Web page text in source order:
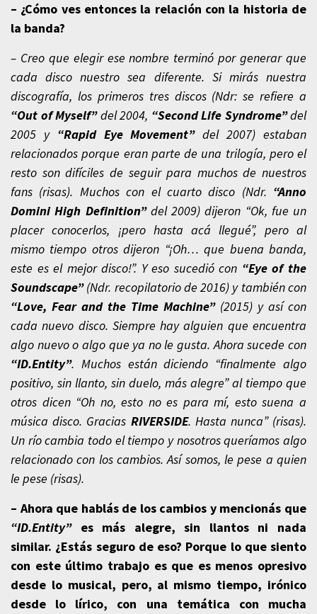
– ¿Cómo ves entonces la relación con la historia de
la banda?
– Creo que elegir ese nombre terminó por generar que
cada disco nuestro sea diferente. Si mirás nuestra
discografía, los primeros tres discos (Ndr: se refiere a
“Out of Myself”del 2004, “Second Life Syndrome”del
2005 y “Rapid Eye Movement”del 2007) estaban
relacionados porque eran parte de una trilogía, pero el
resto son difíciles de seguir para muchos de nuestros
fans (risas). Muchos con el cuarto disco (Ndr. “Anno
Domini High Definition”del 2009) dijeron “Ok, fue un
placer conocerlos, ¡pero hasta acá llegué”, pero al
mismo tiempo otros dijeron “¡Oh… que buena banda,
este es el mejor disco!”. Y eso sucedió con “Eye of the
Soundscape”(Ndr. recopilatorio de 2016) y también con
“Love, Fear and the Time Machine”(2015) y así con
cada nuevo disco. Siempre hay alguien que encuentra
algo nuevo o algo que ya no le gusta. Ahora sucede con
“ID.Entity”. Muchos están diciendo “finalmente algo
positivo, sin llanto, sin duelo, más alegre” al tiempo que
otros dicen “Oh no, esto no es para mí, esto suena a
música disco. Gracias RIVERSIDE. Hasta nunca” (risas).
Un río cambia todo el tiempo y nosotros queríamos algo
relacionado con los cambios. Así somos, le pese a quien
le pese (risas).
– Ahora que hablás de los cambios y mencionás que
“ID.Entity”es más alegre, sin llantos ni nada
similar. ¿Estás seguro de eso? Porque lo que siento
con este último trabajo es que es menos opresivo
desde lo musical, pero, al mismo tiempo, irónico
desde lo lírico, con una temática con mucha